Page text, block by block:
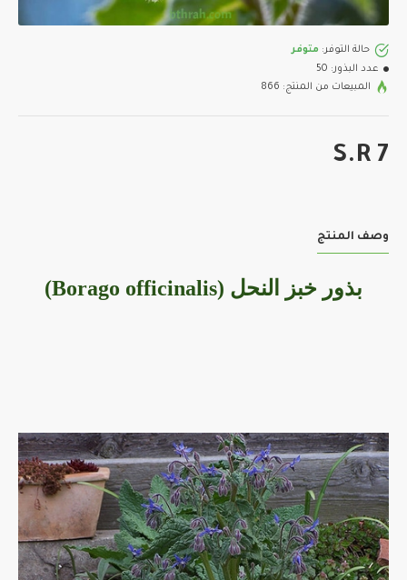
حالة التوفر: متوفر
عدد البذور: 50
المبيعات من المنتج: 866
S.R 7
وصف المنتج
بذور خبز النحل (Borago officinalis)